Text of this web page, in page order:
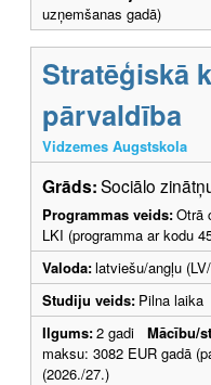
uzņemšanas gadā)
Stratēģiskā
pārvaldība
Vidzemes Augstskola
Grāds:Sociālo
Programmas veids:Otrā
LKI (programma ar kodu
Valoda:latviešu/angļu
Studiju veids: Pilna laika
Ilgums:2 gadi Mācību/
maksu: 3082 EUR gadā
(2026./27.)